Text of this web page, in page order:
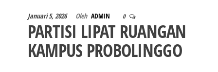
Januari 5, 2026 Oleh ADMIN 0
PARTISI LIPAT RUANGAN
KAMPUS PROBOLINGGO